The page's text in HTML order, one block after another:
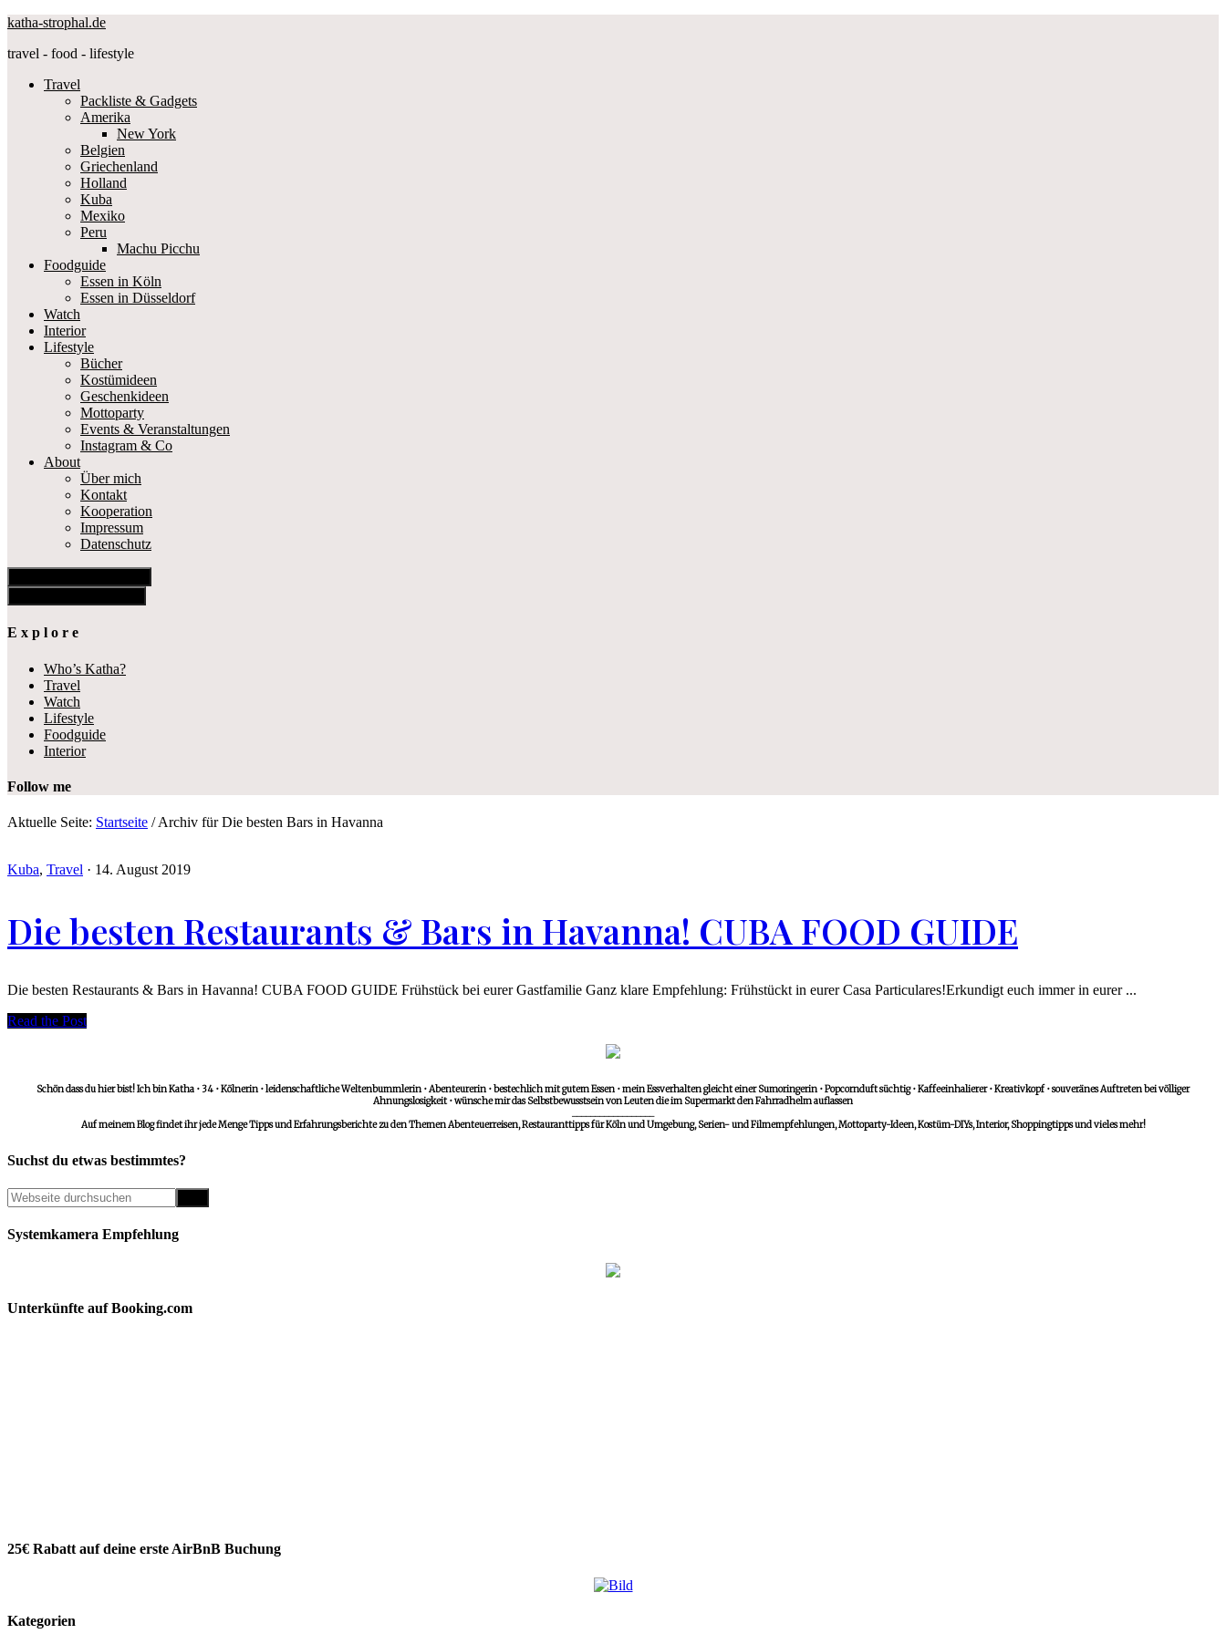
katha-strophal.de
travel - food - lifestyle
Travel
Packliste & Gadgets
Amerika
New York
Belgien
Griechenland
Holland
Kuba
Mexiko
Peru
Machu Picchu
Foodguide
Essen in Köln
Essen in Düsseldorf
Watch
Interior
Lifestyle
Bücher
Kostümideen
Geschenkideen
Mottoparty
Events & Veranstaltungen
Instagram & Co
About
Über mich
Kontakt
Kooperation
Impressum
Datenschutz
E x p l o r e
Who’s Katha?
Travel
Watch
Lifestyle
Foodguide
Interior
Follow me
Aktuelle Seite: Startseite /Archiv für Die besten Bars in Havanna
Kuba, Travel · 14. August 2019
Die besten Restaurants & Bars in Havanna! CUBA FOOD GUIDE
Die besten Restaurants & Bars in Havanna! CUBA FOOD GUIDE Frühstück bei eurer Gastfamilie Ganz klare Empfehlung: Frühstückt in eurer Casa Particulares!Erkundigt euch immer in eurer ...
Read the Post
Schön dass du hier bist! Ich bin Katha • 34 • Kölnerin • leidenschaftliche Weltenbummlerin • Abenteurerin • bestechlich mit gutem Essen • mein Essverhalten gleicht einer Sumoringerin • Popcornduft süchtig • Kaffeeinhalierer • Kreativkopf • souveränes Auftreten bei völliger
Ahnungslosigkeit • wünsche mir das Selbstbewusstsein von Leuten die im Supermarkt den Fahrradhelm auflassen
__________________
Auf meinem Blog findet ihr jede Menge Tipps und Erfahrungsberichte zu den Themen Abenteuerreisen, Restauranttipps für Köln und Umgebung, Serien- und Filmempfehlungen, Mottoparty-Ideen, Kostüm-DIYs, Interior, Shoppingtipps und vieles mehr!
Suchst du etwas bestimmtes?
Systemkamera Empfehlung
Unterkünfte auf Booking.com
25€ Rabatt auf deine erste AirBnB Buchung
Kategorien